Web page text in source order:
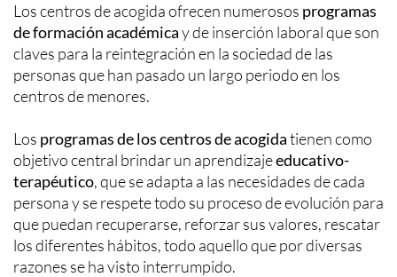
Los centros de acogida ofrecen numerosos programas
de formación académicay de inserción laboral que son
claves para la reintegración en la sociedad de las
personas que han pasado un largo periodo en los
centros de menores.
Los programas de los centros de acogidatienen como
objetivo central brindar un aprendizajeeducativo-
terapéutico, que se adapta a las necesidades de cada
persona y se respete todo su proceso de evolución para
que puedan recuperarse, reforzar sus valores, rescatar
los diferentes hábitos, todo aquello que por diversas
razones se ha visto interrumpido.